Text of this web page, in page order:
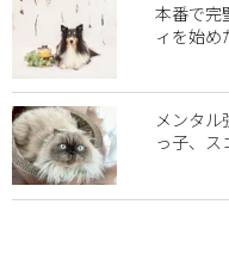
本番で完
ィを始
メンタ
っ子、ス